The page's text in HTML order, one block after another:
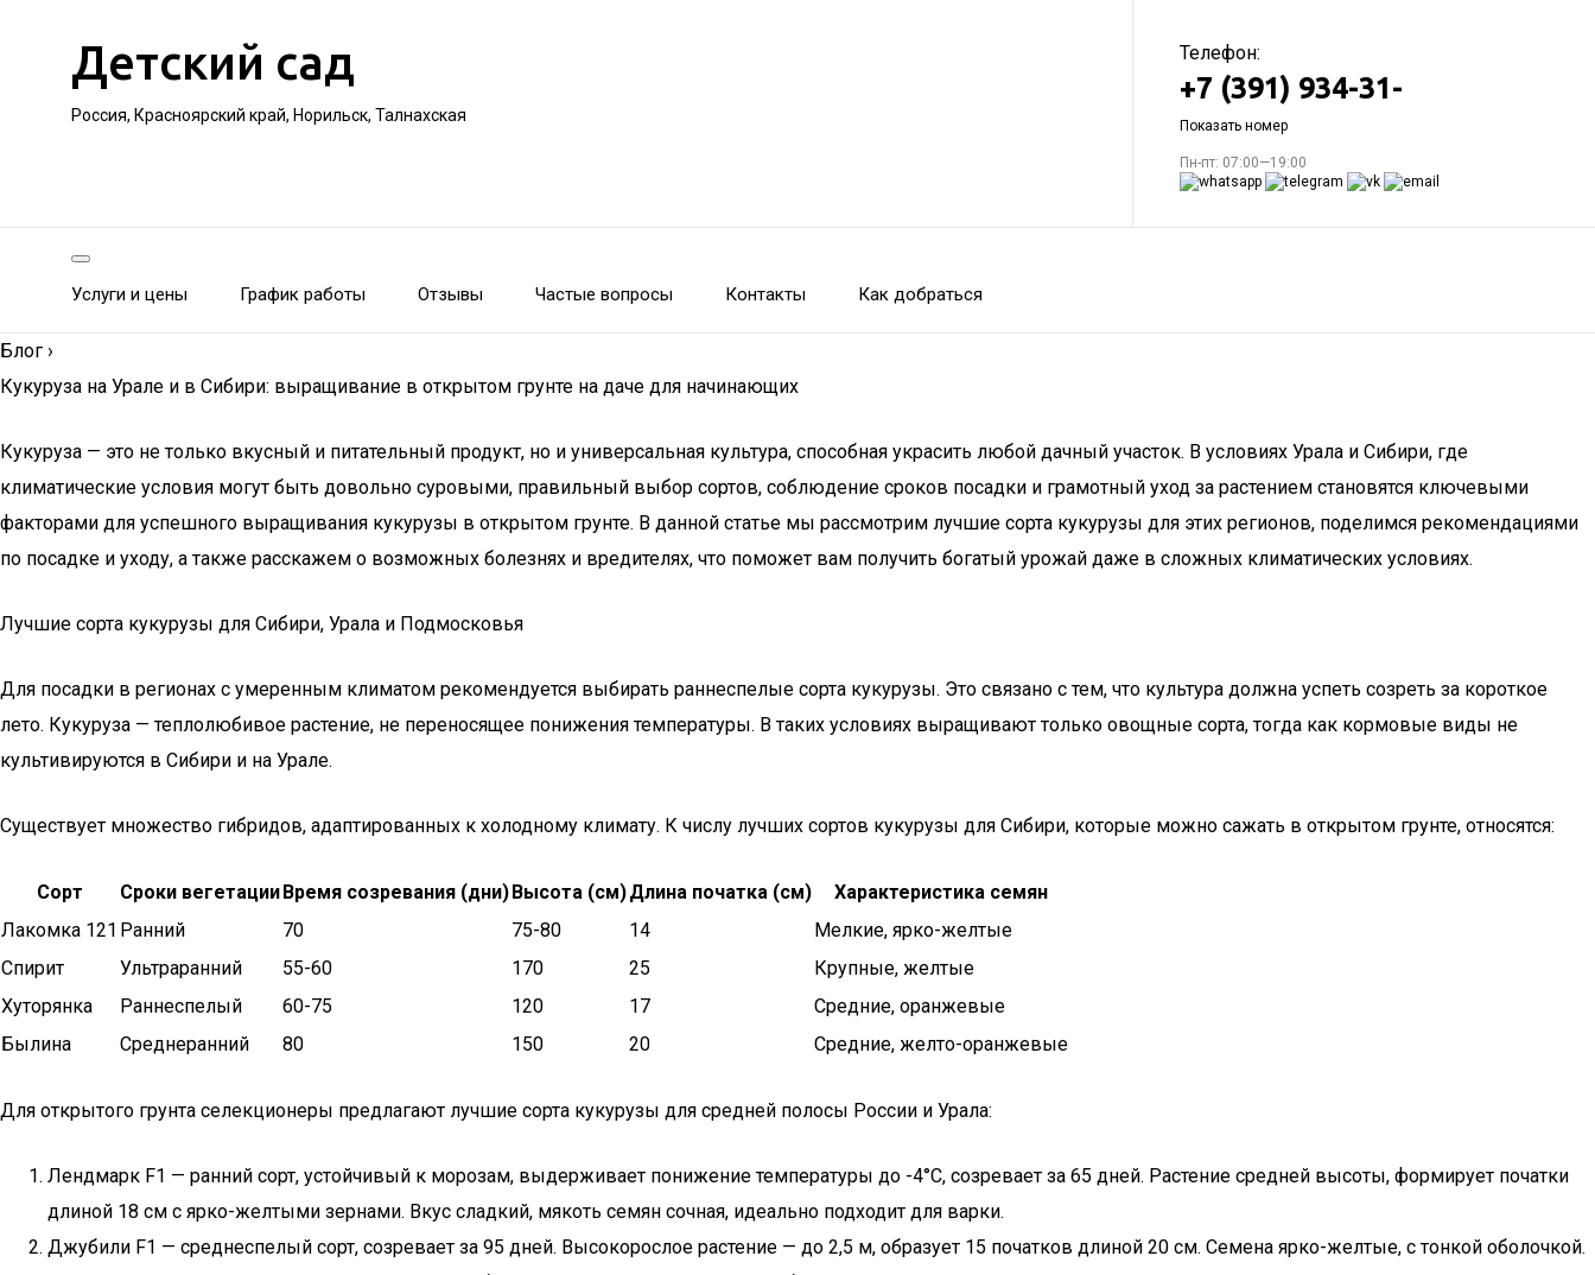
Детский сад
Россия, Красноярский край, Норильск, Талнахская
Телефон:
+7 (391) 934-31-
Показать номер
Пн-пт: 07:00—19:00
Услуги и цены График работы Отзывы Частые вопросы Контакты Как добраться
Блог ›
Кукуруза на Урале и в Сибири: выращивание в открытом грунте на даче для начинающих
Кукуруза — это не только вкусный и питательный продукт, но и универсальная культура, способная украсить любой дачный участок. В условиях Урала и Сибири, где
климатические условия могут быть довольно суровыми, правильный выбор сортов, соблюдение сроков посадки и грамотный уход за растением становятся ключевыми
факторами для успешного выращивания кукурузы в открытом грунте. В данной статье мы рассмотрим лучшие сорта кукурузы для этих регионов, поделимся рекомендациями
по посадке и уходу, а также расскажем о возможных болезнях и вредителях, что поможет вам получить богатый урожай даже в сложных климатических условиях.
Лучшие сорта кукурузы для Сибири, Урала и Подмосковья
Для посадки в регионах с умеренным климатом рекомендуется выбирать раннеспелые сорта кукурузы. Это связано с тем, что культура должна успеть созреть за короткое
лето. Кукуруза — теплолюбивое растение, не переносящее понижения температуры. В таких условиях выращивают только овощные сорта, тогда как кормовые виды не
культивируются в Сибири и на Урале.
Существует множество гибридов, адаптированных к холодному климату. К числу лучших сортов кукурузы для Сибири, которые можно сажать в открытом грунте, относятся:
Сорт Сроки вегетацииВремя созревания (дни)Высота (см)Длина початка (см)
Характеристика семян
Лакомка 121 Ранний 70 75-80 14
Мелкие, ярко-желтые
Спирит
Ультраранний 55-60 170 25
Крупные, желтые
Хуторянка
Раннеспелый 60-75 120 17
Средние, оранжевые
Былина
Среднеранний 80 150 20 Средние, желто-оранжевые
Для открытого грунта селекционеры предлагают лучшие сорта кукурузы для средней полосы России и Урала:
Лендмарк F1 — ранний сорт, устойчивый к морозам, выдерживает понижение температуры до -4°C, созревает за 65 дней. Растение средней высоты, формирует початки
длиной 18 см с ярко-желтыми зернами. Вкус сладкий, мякоть семян сочная, идеально подходит для варки.
Джубили F1 — среднеспелый сорт, созревает за 95 дней. Высокорослое растение — до 2,5 м, образует 15 початков длиной 20 см. Семена ярко-желтые, с тонкой оболочкой.